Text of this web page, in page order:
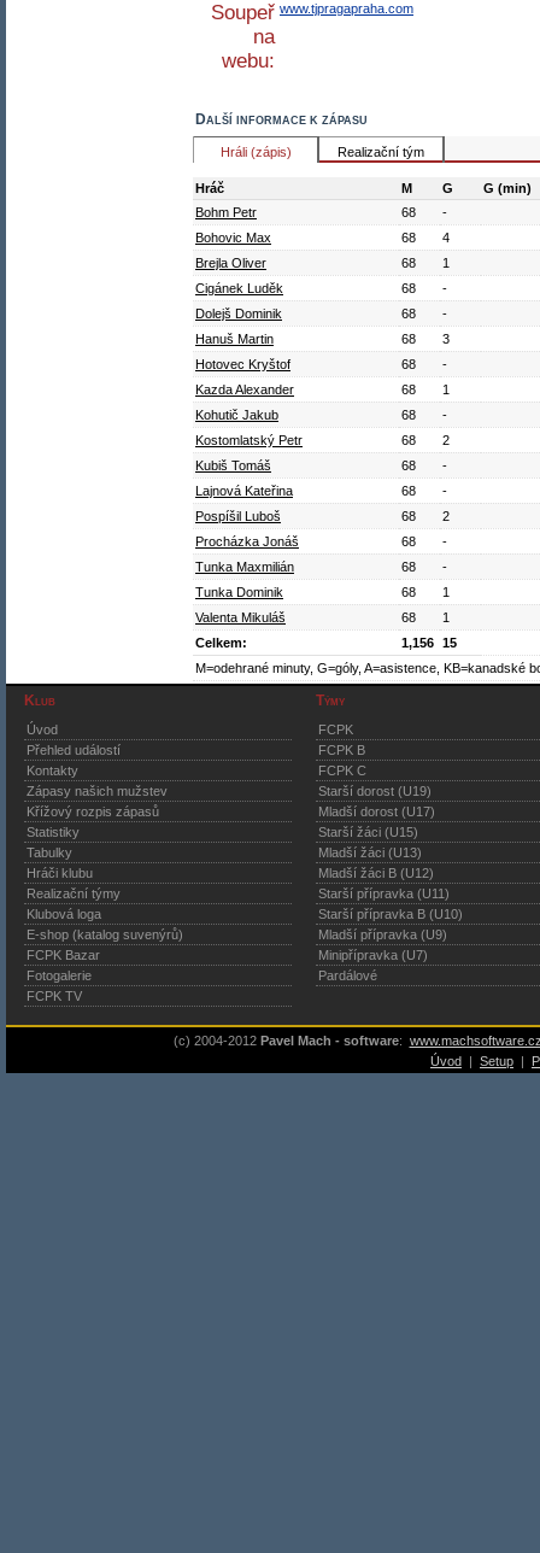
Soupeř
na
webu:
www.tjpragapraha.com
Další informace k zápasu
Hráli (zápis) Realizační tým
Hráč M G
G (min)
Bohm Petr
68
-
Bohovic Max
68
4
Brejla Oliver
68
1
Cigánek Luděk
68
-
Dolejš Dominik
68
-
Hanuš Martin
68
3
Hotovec Kryštof
68
-
Kazda Alexander
68
1
Kohutič Jakub
68
-
Kostomlatský Petr
68
2
Kubiš Tomáš
68
-
Lajnová Kateřina
68
-
Pospíšil Luboš
68
2
Procházka Jonáš
68
-
Tunka Maxmilián
68
-
Tunka Dominik
68
1
Valenta Mikuláš
68
1
Celkem:
1,156 15
M=odehrané minuty, G=góly, A=asistence, KB=kanadské
Klub
Úvod
Přehled událostí
Kontakty
Zápasy našich mužstev
Křížový rozpis zápasů
Statistiky
Tabulky
Hráči klubu
Realizační týmy
Klubová loga
E-shop (katalog suvenýrů)
FCPK Bazar
Fotogalerie
FCPK TV
Týmy
FCPK
FCPK B
FCPK C
Starší dorost (U19)
Mladší dorost (U17)
Starší žáci (U15)
Mladší žáci (U13)
Mladší žáci B (U12)
Starší přípravka (U11)
Starší přípravka B (U10)
Mladší přípravka (U9)
Minipřípravka (U7)
Pardálové
(c) 2004-2012 Pavel Mach - software:
Úvod | Setup |